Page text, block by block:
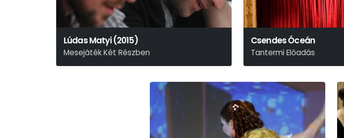
Lúdas Matyi (2015)
Mesejáték Két Részben
Fazekas Mihály – Schwajda György
Csendes Óceán
Tantermi Előadás
Róbert Júlia